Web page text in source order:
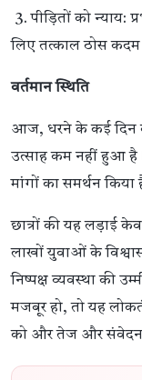
3. पीड़ितों को न्याय:
लिए तत्काल ठोस कदम
वर्तमान स्थिति
आज, धरने के कई दिन
उत्साह कम नहीं हुआ
मांगों का समर्थन
छात्रों की यह लड़ाई
लाखों युवाओं के
निष्पक्ष व्यवस्था की
मजबूर हो, तो यह
को और तेज और